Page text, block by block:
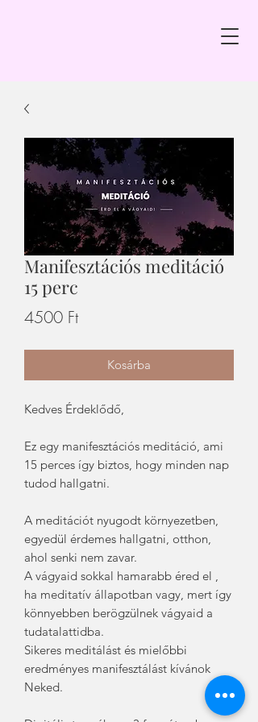
Manifesztációs meditáció
15 perc
4500 FtÁr
Kosárba
Kedves Érdeklődő,
Ez egy manifesztációs meditáció, ami
15 perces így biztos, hogy minden nap
tudod hallgatni.
A meditációt nyugodt környezetben,
egyedül érdemes hallgatni, otthon,
ahol senki nem zavar.
A vágyaid sokkal hamarabb éred el ,
ha meditatív állapotban vagy, mert így
könnyebben berögzülnek vágyaid a
tudatalattidba.
Sikeres meditálást és mielőbbi
eredményes manifesztálást kívánok
Neked.